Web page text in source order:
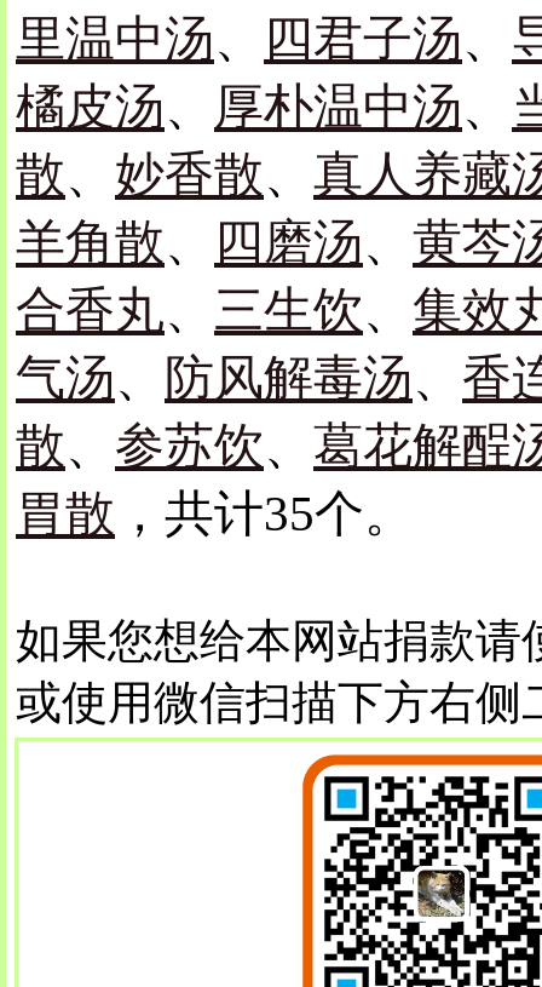
里温中汤、 四君子汤、
橘皮汤、 厚朴温中汤、
散、 妙香散、 真人养藏
羊角散、 四磨汤、 黄芩
合香丸、 三生饮、 集效
气汤、 防风解毒汤、 香
散、 参苏饮、 葛花解酲
胃散 ，共计35个。
如果您想给本网站捐款
或使用微信扫描下方右侧